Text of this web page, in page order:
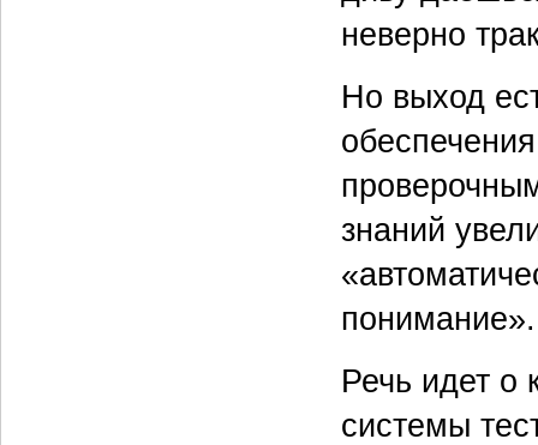
неверно
Но выход
знаний
понимание».
Речь идет о
системы